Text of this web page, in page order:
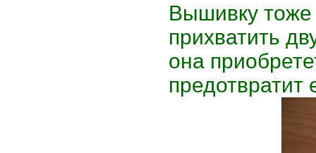
Вышивку тоже
прихватить
она
предотвратит